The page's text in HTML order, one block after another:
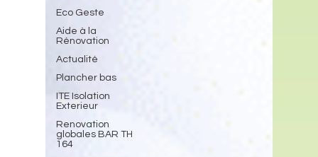
Eco Geste
Aide à la
Rénovation
Actualité
Plancher bas
ITE Isolation
Exterieur
Renovation
globales BAR TH
164